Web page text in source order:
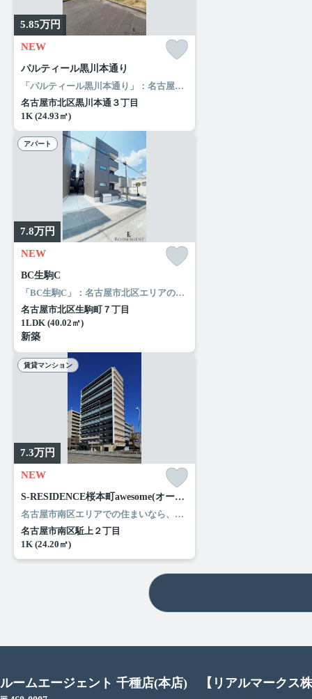
5.85万円
NEW
パルティール黒川本通り
「パルティール黒川本通り」：名古屋市北区エリアの新居にピッタリ。日々の暮らしに便利なピアゴ ラ フーズコア 黒川店(スーパー)まで255mです。お使いいただける駅は2駅あり、行き先に応じて使い分けができます。ルームエージェント（リアルマークス）でなら、お客様のこだわりに合わせた住まい探しが可能です。名古屋市北区でお部屋をお求めなら、当社にお任せください。
名古屋市北区黒川本通３丁目
1K (24.93㎡)
アパート
7.8万円
NEW
BC生駒C
「BC生駒C」：名古屋市北区エリアの新居にピッタリ。「BC生駒C」のここがイチオシ。収納はクロゼット・シューズボックスなど豊富なので、広々と空間を利用することも可能です。バルコニー付きのアパートでおすすめです。長年、地元で地域の住まいをご提供してきたルームエージェント（リアルマークス）は、名古屋市営名城線志賀本通前の不動産情報を豊富に取り揃え、お待ちしております。
名古屋市北区生駒町７丁目
1LDK (40.02㎡)
新築
賃貸マンション
7.3万円
NEW
S-RESIDENCE桜本町awesome(オーサム)
名古屋市南区エリアでの住まいなら、住み心地も快適な「S-RESIDENCE桜本町awesome(オーサム)」はいかがでしょうか。セブンイレブン 名古屋桜本町店まで徒歩7分と近場にコンビニがあるのもポイント。住まい探しの条件というのは、人によって異なります。ルームエージェント（リアルマークス）なら、お客様の希望条件にマッチしたお部屋をお探ししますので、名古屋市南区周辺の住まい探しはお任せ下さい。
名古屋市南区駈上２丁目
1K (24.20㎡)
ルームエージェント 千種店(本店) 【リアルマークス